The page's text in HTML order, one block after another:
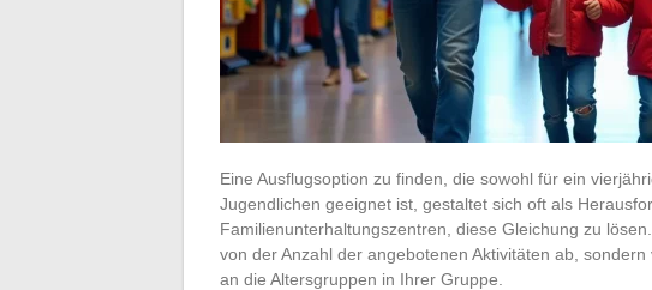
Eine Ausflugsoption zu finden, die sowohl für ein
Jugendlichen geeignet ist, gestaltet sich oft als
Familienunterhaltungszentren, diese Gleichung zu
von der Anzahl der angebotenen Aktivitäten ab,
an die Altersgruppen in Ihrer Gruppe.